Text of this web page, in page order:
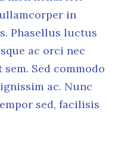
in
Phasellus luctus
ac orci nec
Sed commodo
ac. Nunc
sed, facilisis